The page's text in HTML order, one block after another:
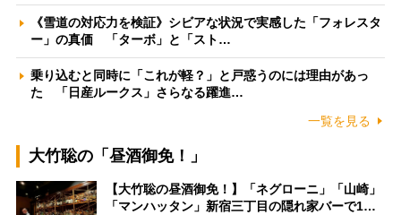
《雪道の対応力を検証》シビアな状況で実感した「フォレスタ
ー」の真価 「ターボ」と「スト…
乗り込むと同時に「これが軽？」と戸惑うのには理由があっ
た 「日産ルークス」さらなる躍進…
一覧を見る
大竹聡の「昼酒御免！」
【大竹聡の昼酒御免！】「ネグローニ」「山崎」
「マンハッタン」新宿三丁目の隠れ家バーで1…